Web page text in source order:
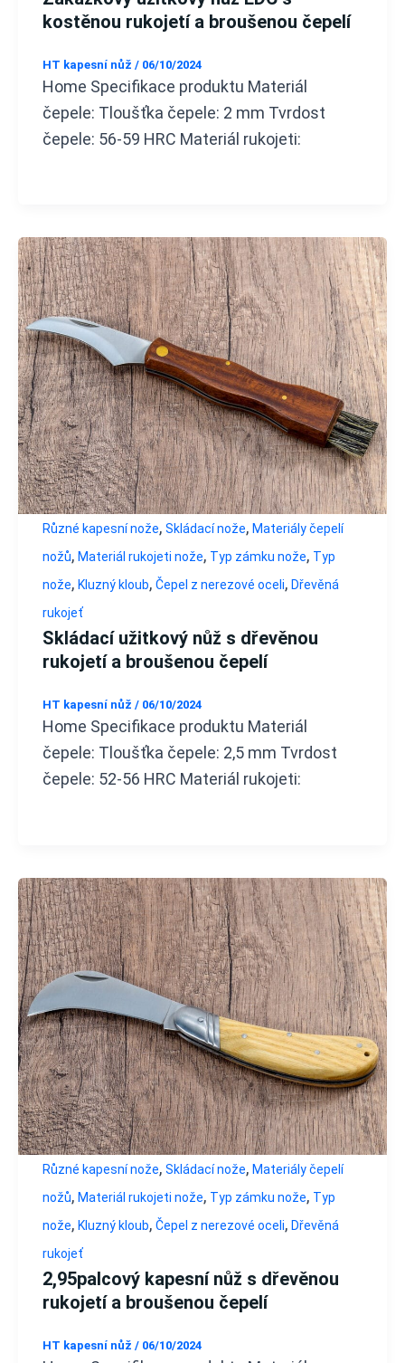
kostěnou rukojetí a broušenou čepelí
HT kapesní nůž / 06/10/2024
Home Specifikace produktu Materiál
čepele: Tloušťka čepele: 2 mm Tvrdost
čepele: 56-59 HRC Materiál rukojeti:
Různé kapesní nože, Skládací nože, Materiály čepelí
nožů, Materiál rukojeti nože, Typ zámku nože, Typ
nože, Kluzný kloub, Čepel z nerezové oceli, Dřevěná
rukojeť
Skládací užitkový nůž s dřevěnou
rukojetí a broušenou čepelí
HT kapesní nůž / 06/10/2024
Home Specifikace produktu Materiál
čepele: Tloušťka čepele: 2,5 mm Tvrdost
čepele: 52-56 HRC Materiál rukojeti:
Různé kapesní nože, Skládací nože, Materiály čepelí
nožů, Materiál rukojeti nože, Typ zámku nože, Typ
nože, Kluzný kloub, Čepel z nerezové oceli, Dřevěná
rukojeť
2,95palcový kapesní nůž s dřevěnou
rukojetí a broušenou čepelí
HT kapesní nůž / 06/10/2024